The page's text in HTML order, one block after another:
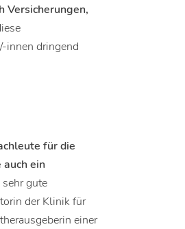
Versicherungen,
innen dringend
für die
ein
gute
der Klinik für
einer